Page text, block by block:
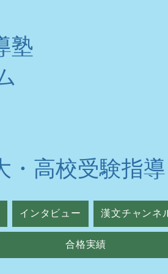
塾
・高校受験指導
インタビュー 漢文チャンネ
合格実績